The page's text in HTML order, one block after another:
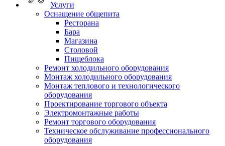
Услуги
Оснащение общепита
Ресторана
Бара
Магазина
Столовой
Пищеблока
Ремонт холодильного оборудования
Монтаж холодильного оборудования
Монтаж теплового и технологического
оборудования
Проектирование торгового объекта
Электромонтажные работы
Ремонт торгового оборудования
Техническое обслуживание профессионального
оборудования